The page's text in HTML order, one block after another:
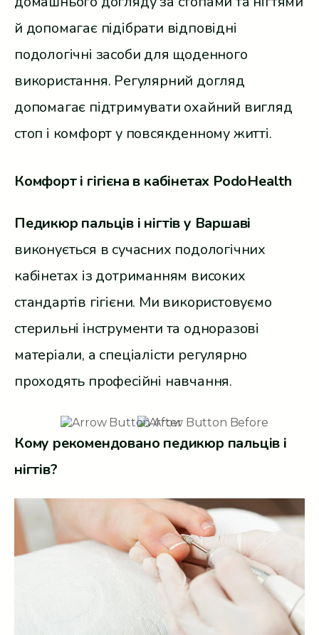
й допомагає підібрати відповідні
подологічні засоби для щоденного
використання. Регулярний догляд
допомагає підтримувати охайний вигляд
стоп і комфорт у повсякденному житті.
Комфорт і гігієна в кабінетах PodoHealth
Педикюр пальців і нігтів у Варшаві
виконується в сучасних подологічних
кабінетах із дотриманням високих
стандартів гігієни. Ми використовуємо
стерильні інструменти та одноразові
матеріали, а спеціалісти регулярно
проходять професійні навчання.
Кому рекомендовано педикюр пальців і
нігтів?